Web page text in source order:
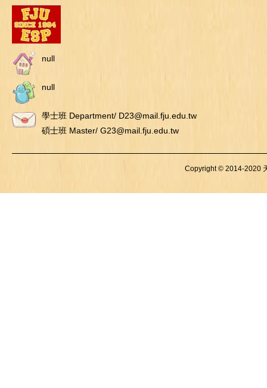
null
null
學士班 Department/ D23@mail.fju.edu.tw
碩士班 Master/ G23@mail.fju.edu.tw
Copyright © 2014-2020